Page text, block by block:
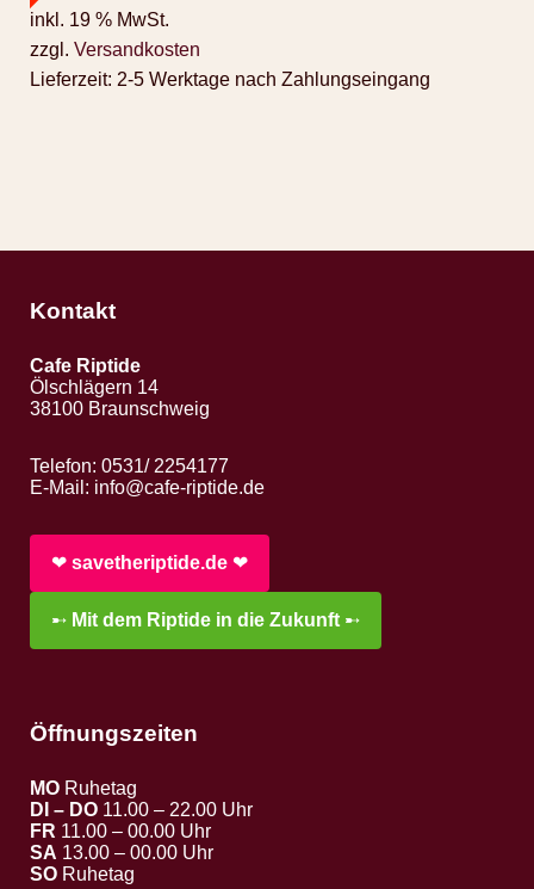
inkl. 19 % MwSt.
zzgl. Versandkosten
Lieferzeit: 2-5 Werktage nach Zahlungseingang
Kontakt
Cafe Riptide
Ölschlägern 14
38100 Braunschweig
Telefon: 0531/ 2254177
E-Mail: info@cafe-riptide.de
❤︎ savetheriptide.de ❤︎
➸ Mit dem Riptide in die Zukunft ➸
Öffnungszeiten
MO Ruhetag
DI – DO 11.00 – 22.00 Uhr
FR 11.00 – 00.00 Uhr
SA 13.00 – 00.00 Uhr
SO Ruhetag